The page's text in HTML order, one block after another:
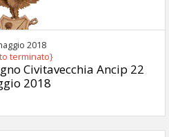
2018
terminato}
Civitavecchia Ancip 22
2018